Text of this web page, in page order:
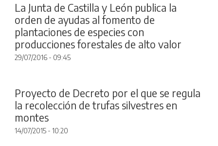
La Junta de Castilla y León publica la
orden de ayudas al fomento de
plantaciones de especies con
producciones forestales de alto valor
29/07/2016 - 09:45
Proyecto de Decreto por el que se regula
la recolección de trufas silvestres en
montes
14/07/2015 - 10:20